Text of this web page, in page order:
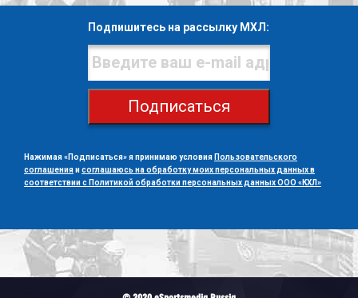
Подпишитесь на рассылку МХЛ:
Подписаться
Нажимая «Подписаться» я принимаю условия Пользовательского
соглашенияисоглашаюсь на обработку моих персональных данных в
соответствии с Политикой обработки персональных данных ООО «КХЛ»